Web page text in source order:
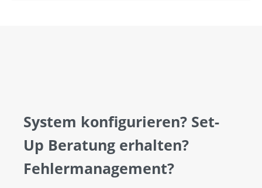
System konfigurieren? Set-
Up Beratung erhalten?
Fehlermanagement?